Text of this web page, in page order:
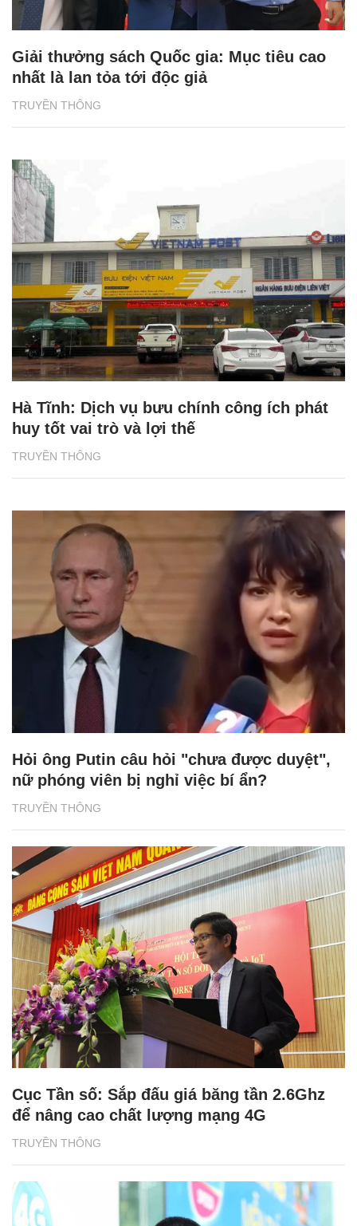
TRUYỀN THÔNG
Giải thưởng sách Quốc gia: Mục tiêu cao
nhất là lan tỏa tới độc giả
TRUYỀN THÔNG
Hà Tĩnh: Dịch vụ bưu chính công ích phát
huy tốt vai trò và lợi thế
TRUYỀN THÔNG
Hỏi ông Putin câu hỏi "chưa được duyệt",
nữ phóng viên bị nghỉ việc bí ẩn?
TRUYỀN THÔNG
Cục Tần số: Sắp đấu giá băng tần 2.6Ghz
để nâng cao chất lượng mạng 4G